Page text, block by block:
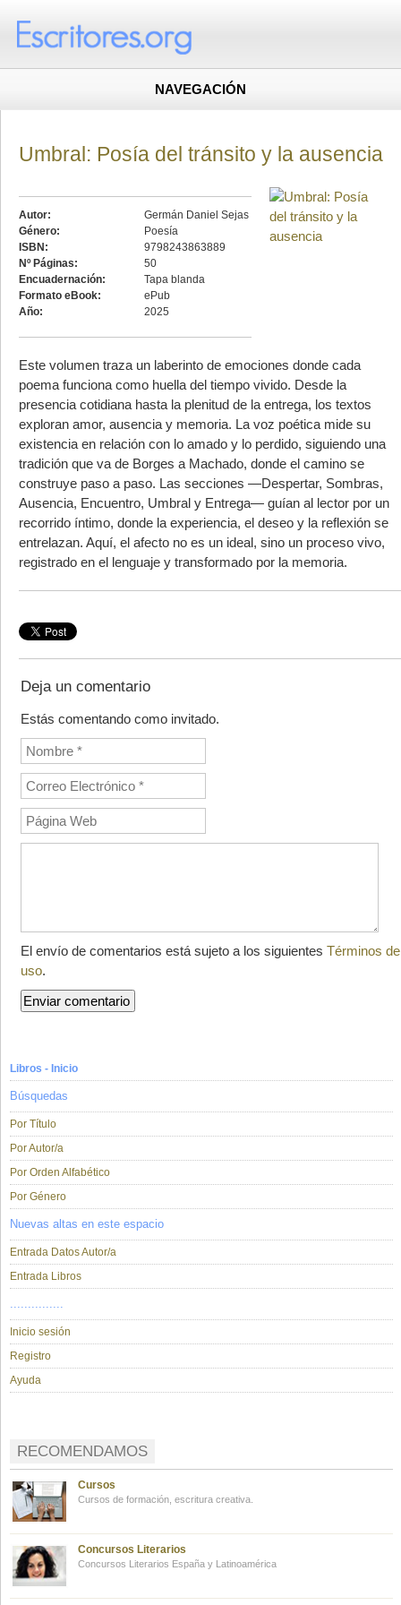
NAVEGACIÓN
Umbral: Posía del tránsito y la ausencia
Autor:
Germán Daniel Sejas
Género:
Poesía
ISBN:
9798243863889
Nº Páginas:
50
Encuadernación:
Tapa blanda
Formato eBook:
ePub
Año:
2025
Este volumen traza un laberinto de emociones donde cada
poema funciona como huella del tiempo vivido. Desde la
presencia cotidiana hasta la plenitud de la entrega, los textos
exploran amor, ausencia y memoria. La voz poética mide su
existencia en relación con lo amado y lo perdido, siguiendo una
tradición que va de Borges a Machado, donde el camino se
construye paso a paso. Las secciones —Despertar, Sombras,
Ausencia, Encuentro, Umbral y Entrega— guían al lector por un
recorrido íntimo, donde la experiencia, el deseo y la reflexión se
entrelazan. Aquí, el afecto no es un ideal, sino un proceso vivo,
registrado en el lenguaje y transformado por la memoria.
Deja un comentario
Estás comentando como invitado.
El envío de comentarios está sujeto a los siguientes Términos de
uso.
Libros - Inicio
Búsquedas
Por Título
Por Autor/a
Por Orden Alfabético
Por Género
Nuevas altas en este espacio
Entrada Datos Autor/a
Entrada Libros
...............
Inicio sesión
Registro
Ayuda
RECOMENDAMOS
Cursos
Cursos de formación, escritura creativa.
Concursos Literarios
Concursos Literarios España y Latinoamérica